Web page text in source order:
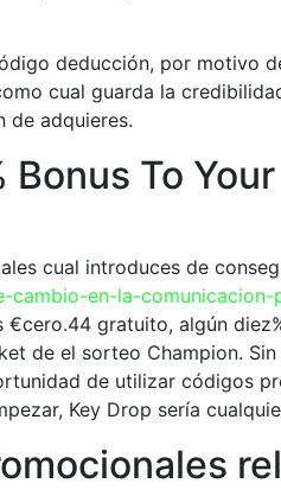
deducción, por motivo
cual guarda la
de adquieres.
To
cual introduces de
en-la-comunicacion-
€cero.44 gratuito, algún
de el sorteo Champion.
de utilizar códigos
Key Drop serí­a